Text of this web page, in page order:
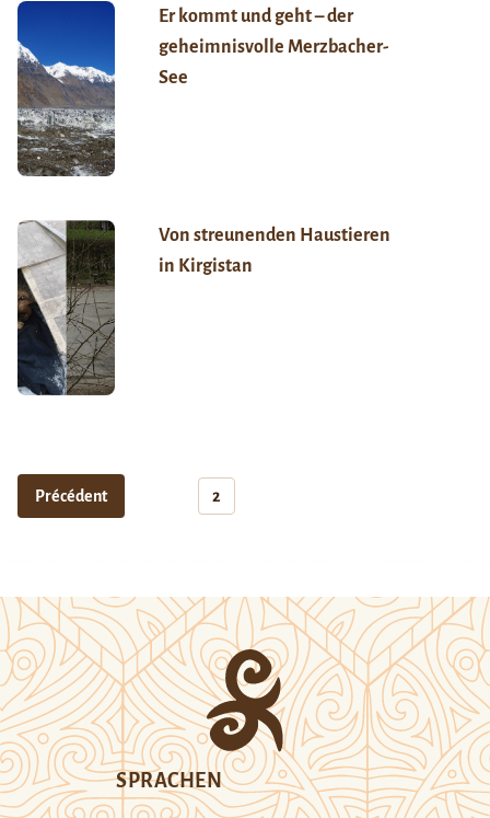
Er kommt und geht – der
geheimnisvolle Merzbacher-
See
Von streunenden Haustieren
in Kirgistan
Précédent 2
SPRACHEN